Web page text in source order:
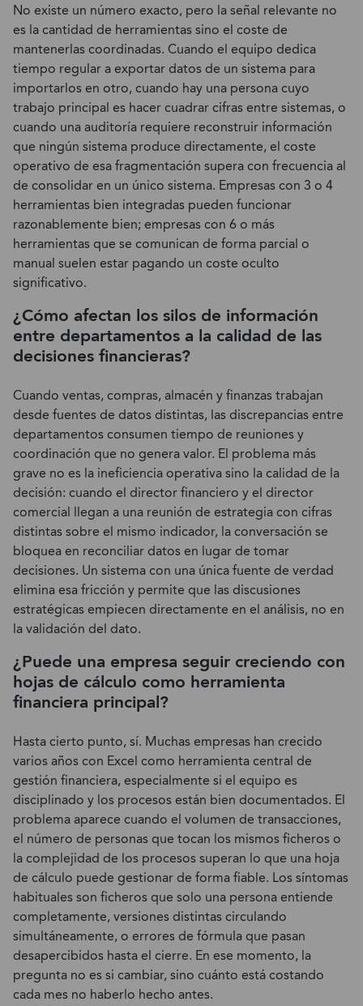
No existe un número exacto, pero la señal relevante no
es la cantidad de herramientas sino el coste de
mantenerlas coordinadas. Cuando el equipo dedica
tiempo regular a exportar datos de un sistema para
importarlos en otro, cuando hay una persona cuyo
trabajo principal es hacer cuadrar cifras entre sistemas, o
cuando una auditoría requiere reconstruir información
que ningún sistema produce directamente, el coste
operativo de esa fragmentación supera con frecuencia al
de consolidar en un único sistema. Empresas con 3 o 4
herramientas bien integradas pueden funcionar
razonablemente bien; empresas con 6 o más
herramientas que se comunican de forma parcial o
manual suelen estar pagando un coste oculto
significativo.
¿Cómo afectan los silos de información
entre departamentos a la calidad de las
decisiones financieras?
Cuando ventas, compras, almacén y finanzas trabajan
desde fuentes de datos distintas, las discrepancias entre
departamentos consumen tiempo de reuniones y
coordinación que no genera valor. El problema más
grave no es la ineficiencia operativa sino la calidad de la
decisión: cuando el director financiero y el director
comercial llegan a una reunión de estrategia con cifras
distintas sobre el mismo indicador, la conversación se
bloquea en reconciliar datos en lugar de tomar
decisiones. Un sistema con una única fuente de verdad
elimina esa fricción y permite que las discusiones
estratégicas empiecen directamente en el análisis, no en
la validación del dato.
¿Puede una empresa seguir creciendo con
hojas de cálculo como herramienta
financiera principal?
Hasta cierto punto, sí. Muchas empresas han crecido
varios años con Excel como herramienta central de
gestión financiera, especialmente si el equipo es
disciplinado y los procesos están bien documentados. El
problema aparece cuando el volumen de transacciones,
el número de personas que tocan los mismos ficheros o
la complejidad de los procesos superan lo que una hoja
de cálculo puede gestionar de forma fiable. Los síntomas
habituales son ficheros que solo una persona entiende
completamente, versiones distintas circulando
simultáneamente, o errores de fórmula que pasan
desapercibidos hasta el cierre. En ese momento, la
pregunta no es si cambiar, sino cuánto está costando
cada mes no haberlo hecho antes.